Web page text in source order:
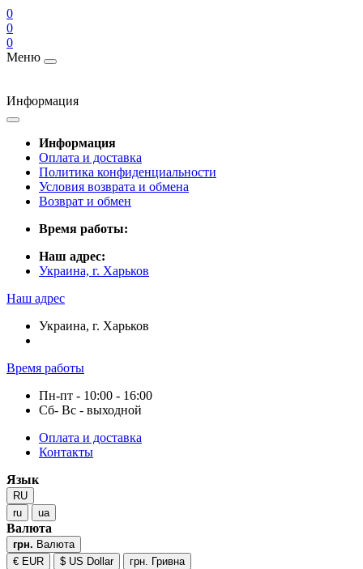
0
0
0
Меню
Информация
Информация
Оплата и доставка
Политика конфиденциальности
Условия возврата и обмена
Возврат и обмен
Время работы:
Наш адрес:
Украина, г. Харьков
Наш адрес
Украина, г. Харьков
Время работы
Пн-пт - 10:00 - 16:00
Сб- Вс - выходной
Оплата и доставка
Контакты
Язык
RU
ru
ua
Валюта
грн. Валюта
€ EUR
$ US Dollar грн. Гривна